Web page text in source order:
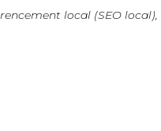
local (SEO local)